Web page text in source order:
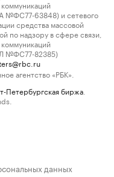
№ФС77-63848) и сетевого
средства массовой
по надзору в сфере связи,
№ФС77-82385)
агентство «РБК».
Петербургская биржа
данных